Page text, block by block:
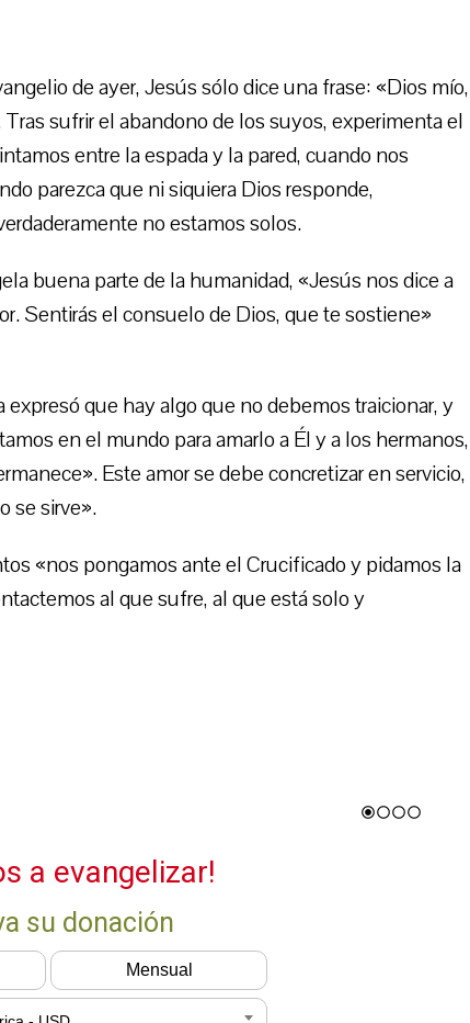
de ayer, Jesús sólo dice una frase: «Dios mío,
sufrir el abandono de los suyos, experimenta el
entre la espada y la pared, cuando nos
parezca que ni siquiera Dios responde,
no estamos solos.
buena parte de la humanidad, «Jesús nos dice a
Sentirás el consuelo de Dios, que te sostiene»
que hay algo que no debemos traicionar, y
en el mundo para amarlo a Él y a los hermanos,
Este amor se debe concretizar en servicio,
se sirve».
«nos pongamos ante el Crucificado y pidamos la
al que sufre, al que está solo y